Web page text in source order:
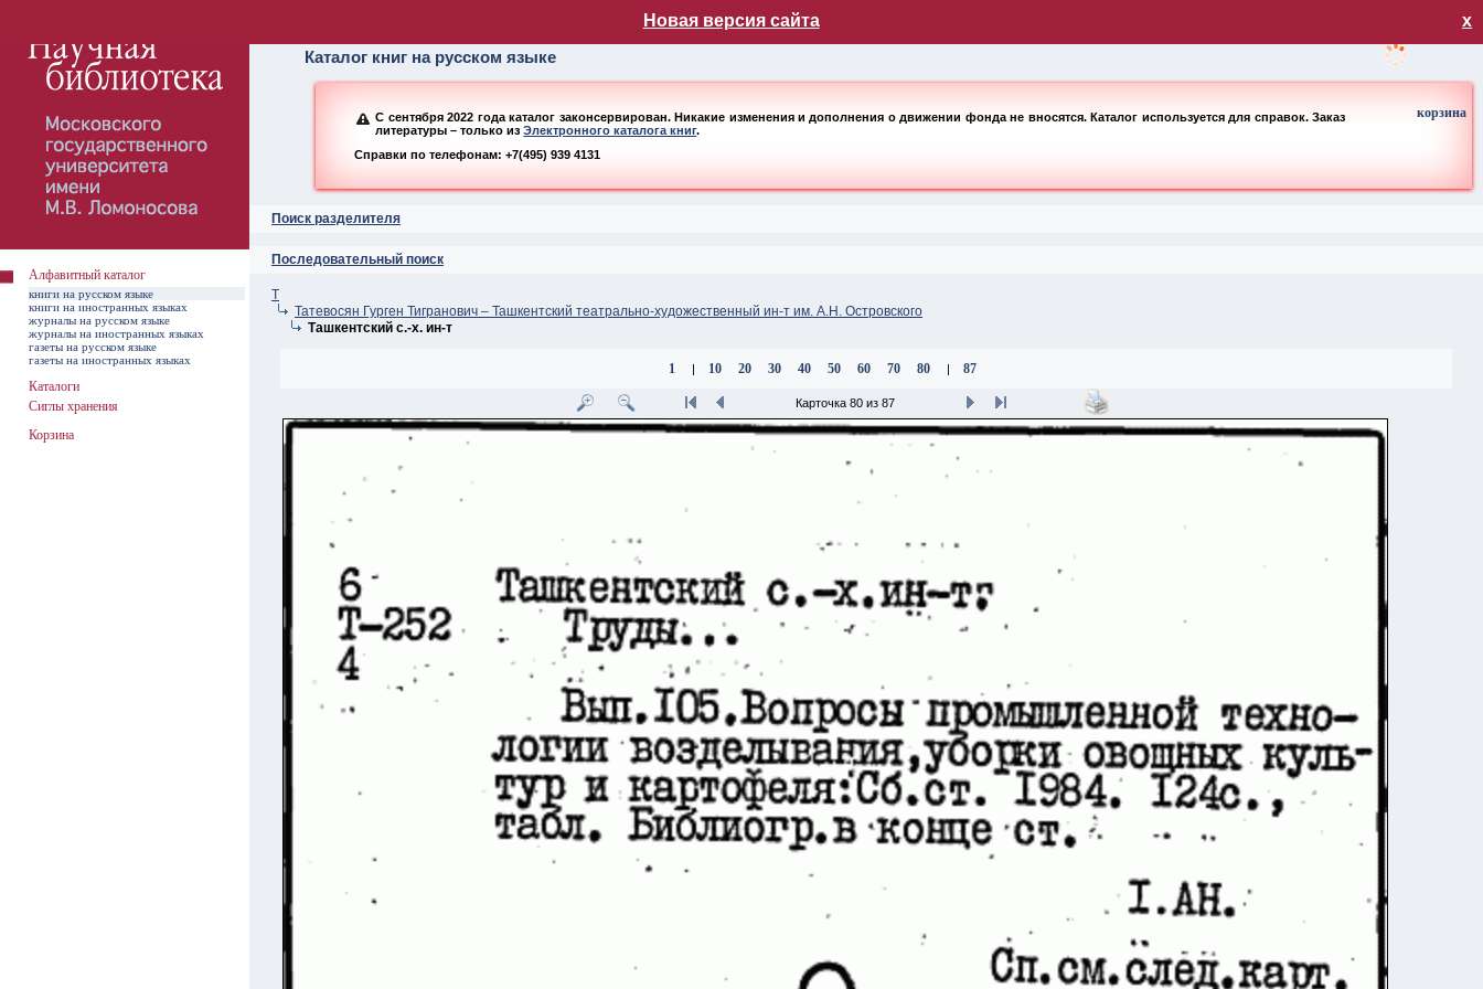
Новая версия сайта х
Каталог книг на русском языке
С сентября 2022 года каталог законсервирован. Никакие изменения и дополнения о движении фонда не вносятся. Каталог используется для справок. Заказ
литературы – только изЭлектронного каталога книг.
Справки по телефонам: +7(495) 939 4131
Поиск разделителя
Последовательный поиск
корзина
Т
Татевосян Гурген Тигранович – Ташкентский театрально-художественный ин-т им. А.Н. Островского
Ташкентский с.-х. ин-т
1 | 10 20 30 40 50 60 70 80 | 87
Карточка 80 из 87
Алфавитный каталог
книги на русском языке
книги на иностранных языках
журналы на русском языке
журналы на иностранных языках
газеты на русском языке
газеты на иностранных языках
Каталоги
Сиглы хранения
Корзина